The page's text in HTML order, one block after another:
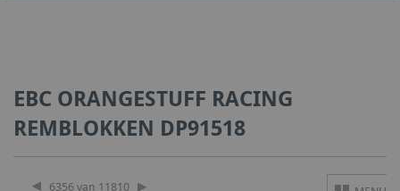
EBC ORANGESTUFF RACING
REMBLOKKEN DP91518
6356 van 11810